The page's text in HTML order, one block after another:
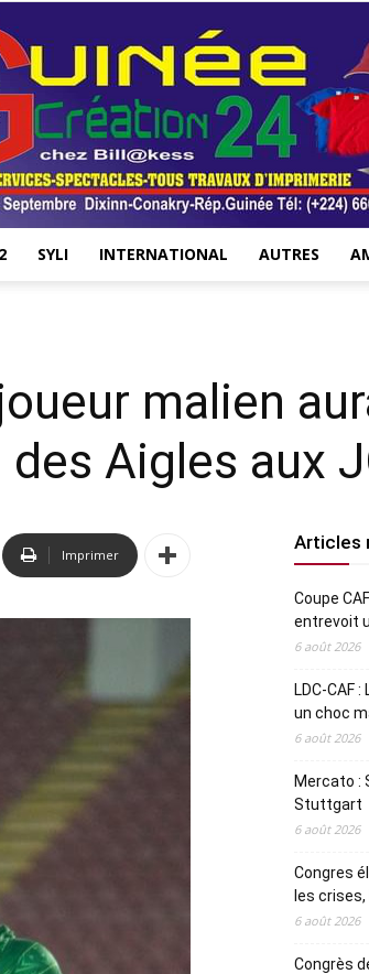
SYLI INTERNATIONAL AUTRES
malien
Aigles aux
Imprimer
Articles
Coupe
entrevoit
6 août 2026
LDC-CAF
un choc
6 août 2026
Mercato :
Stuttgart
6 août 2026
Congres
les
6 août 2026
Congrès